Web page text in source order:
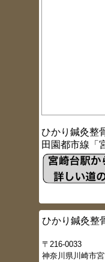
ひかり鍼灸整
田園都市線「
ひかり鍼灸
〒216-0033
神奈川県川崎市